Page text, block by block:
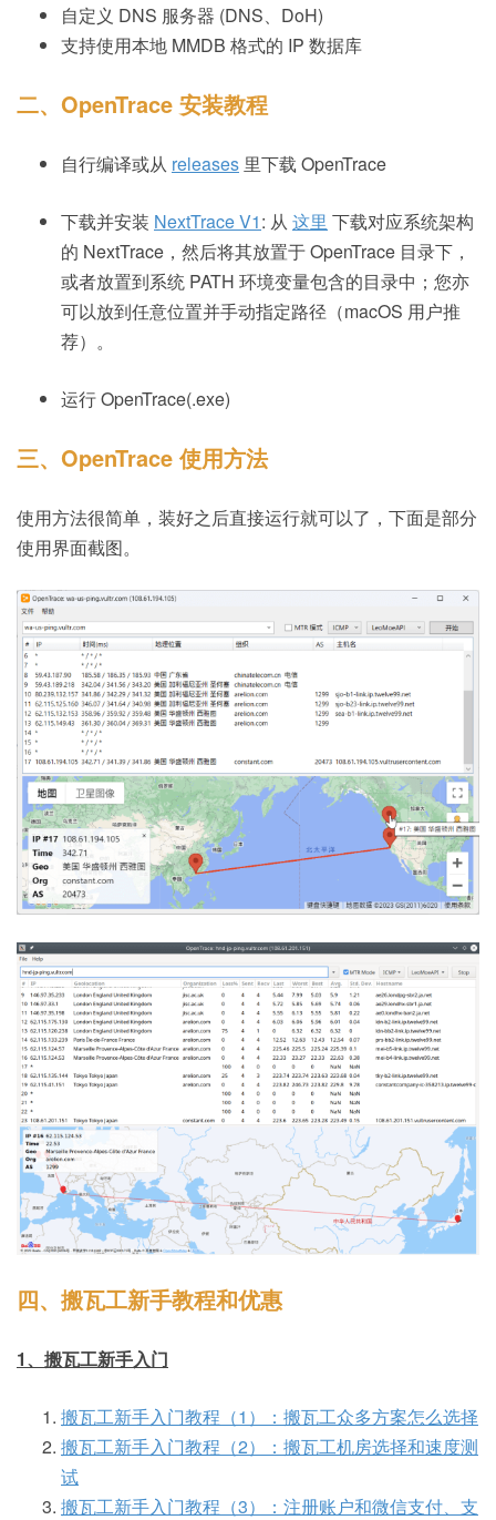
自定义 DNS 服务器 (DNS、DoH)
支持使用本地 MMDB 格式的 IP 数据库
二、OpenTrace 安装教程
自行编译或从 releases 里下载 OpenTrace
下载并安装 NextTrace V1: 从 这里 下载对应系统架构
的 NextTrace，然后将其放置于 OpenTrace 目录下，
或者放置到系统 PATH 环境变量包含的目录中；您亦
可以放到任意位置并手动指定路径（macOS 用户推
荐）。
运行 OpenTrace(.exe)
三、OpenTrace 使用方法
使用方法很简单，装好之后直接运行就可以了，下面是部分
使用界面截图。
四、搬瓦工新手教程和优惠
1、搬瓦工新手入门
搬瓦工新手入门教程（1）：搬瓦工众多方案怎么选择
搬瓦工新手入门教程（2）：搬瓦工机房选择和速度测
试
搬瓦工新手入门教程（3）：注册账户和微信支付、支